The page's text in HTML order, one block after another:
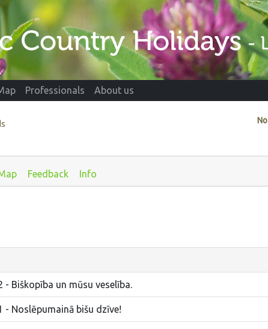
Professionals About us
No
Feedback Info
Biškopība un mūsu veselība.
Noslēpumainā bišu dzīve!